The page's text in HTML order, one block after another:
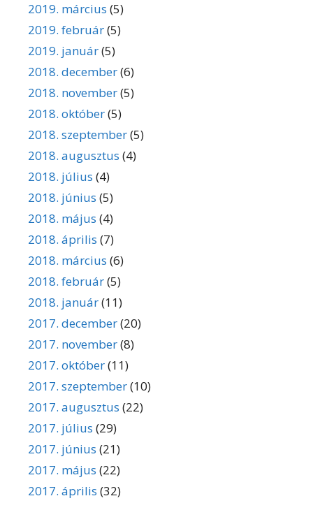
2019. március (5)
2019. február(5)
2019. január(5)
2018. december(6)
2018. november(5)
2018. október(5)
2018. szeptember(5)
2018. augusztus (4)
2018. július (4)
2018. június (5)
2018. május (4)
2018. április (7)
2018. március (6)
2018. február(5)
2018. január(11)
2017. december(20)
2017. november(8)
2017. október(11)
2017. szeptember(10)
2017. augusztus (22)
2017. július (29)
2017. június (21)
2017. május (22)
2017. április (32)